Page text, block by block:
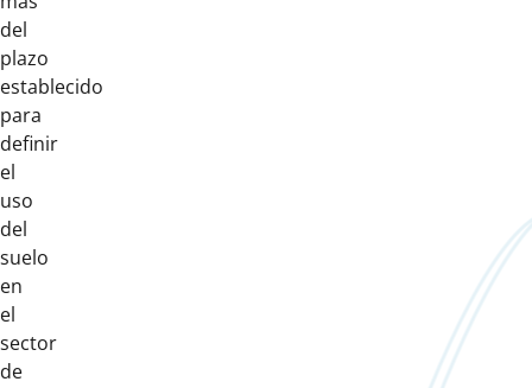
del
plazo
establecido
para
definir
el
uso
del
suelo
en
el
sector
de